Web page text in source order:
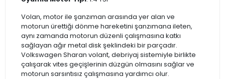
Volan, motor ile şanzıman arasında yer alan ve
motorun ürettiği dönme hareketini şanzımana ileten,
aynı zamanda motorun düzenli çalışmasına katkı
sağlayan ağır metal disk şeklindeki bir parçadır.
Volkswagen Sharan volant, debriyaj sistemiyle birlikte
çalışarak vites geçişlerinin düzgün olmasını sağlar ve
motorun sarsıntısız çalışmasına yardımcı olur.